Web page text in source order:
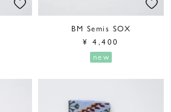
BM Semis SOX
¥ 4,400
new